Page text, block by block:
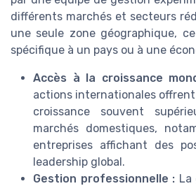
différents marchés et secteurs
une seule zone géographique,
spécifique à un pays ou à une
Accès à la croissance
actions internationales
croissance souvent
marchés domestiques,
entreprises affichant des
leadership global.
Gestion professionnelle : La